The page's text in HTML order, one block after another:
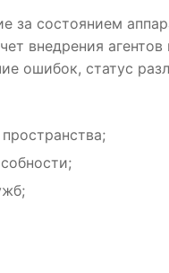
за состоянием
внедрения
ошибок, статус